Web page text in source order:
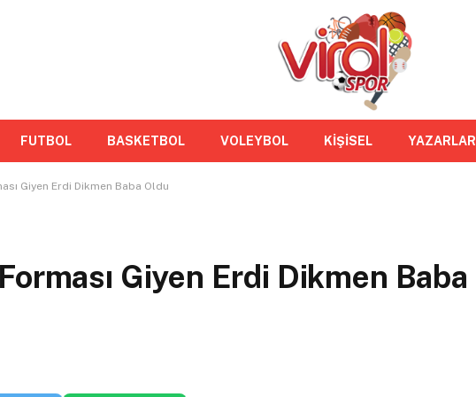
FUTBOL BASKETBOL VOLEYBOL KİŞİSEL YAZARLAR
Giyen Erdi Dikmen Baba Oldu
Giyen Erdi Dikmen Baba